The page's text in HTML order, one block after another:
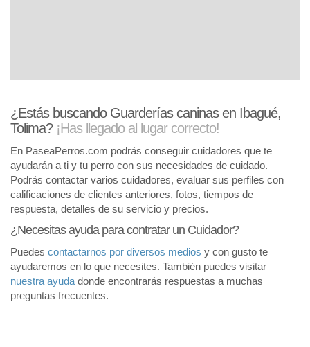
¿Estás buscando Guarderías caninas en Ibagué,
Tolima? ¡Has llegado al lugar correcto!
En PaseaPerros.com podrás conseguir cuidadores que te
ayudarán a ti y tu perro con sus necesidades de cuidado.
Podrás contactar varios cuidadores, evaluar sus perfiles con
calificaciones de clientes anteriores, fotos, tiempos de
respuesta, detalles de su servicio y precios.
¿Necesitas ayuda para contratar un Cuidador?
Puedes contactarnos por diversos medios y con gusto te
ayudaremos en lo que necesites. También puedes visitar
nuestra ayuda donde encontrarás respuestas a muchas
preguntas frecuentes.